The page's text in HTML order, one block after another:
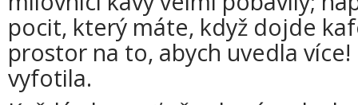
pocit, který máte, když dojde
prostor na to, abych uvedla
vyfotila.